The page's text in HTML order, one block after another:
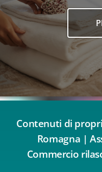
Contenuti di
Romagna |
Commercio